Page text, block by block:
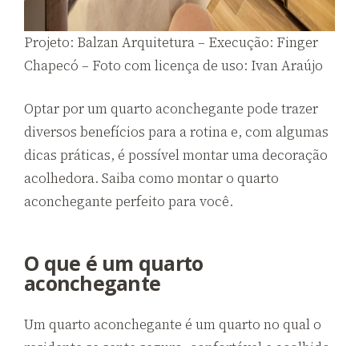
Projeto: Balzan Arquitetura – Execução: Finger
Chapecó – Foto com licença de uso: Ivan Araújo
Optar por um quarto aconchegante pode trazer
diversos benefícios para a rotina e, com algumas
dicas práticas, é possível montar uma decoração
acolhedora. Saiba como montar o quarto
aconchegante perfeito para você.
O que é um quarto
aconchegante
Um quarto aconchegante é um quarto no qual o